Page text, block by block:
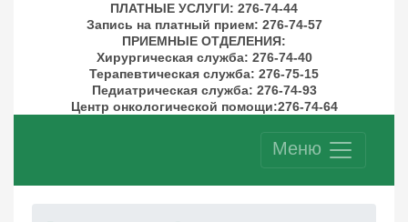
ПЛАТНЫЕ УСЛУГИ: 276-74-44
Запись на платный прием: 276-74-57
ПРИЕМНЫЕ ОТДЕЛЕНИЯ:
Хирургическая служба: 276-74-40
Терапевтическая служба: 276-75-15
Педиатрическая служба: 276-74-93
Центр онкологической помощи:276-74-64
Меню